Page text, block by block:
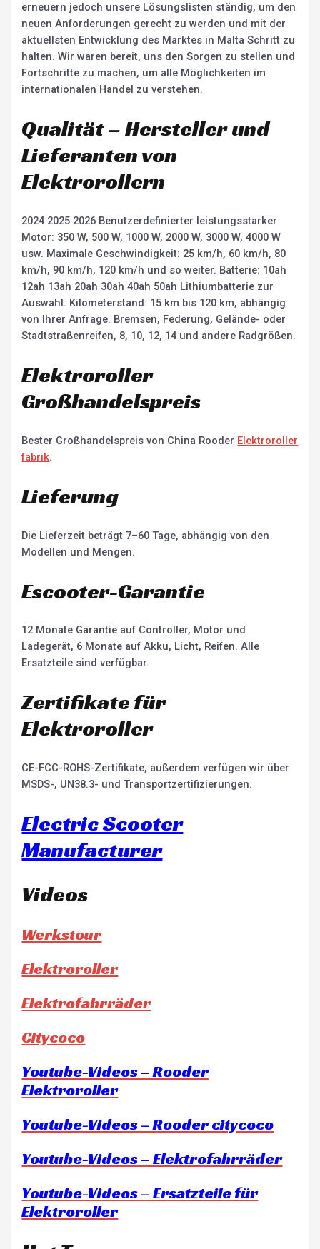
erneuern jedoch unsere Lösungslisten ständig, um den
neuen Anforderungen gerecht zu werden und mit der
aktuellsten Entwicklung des Marktes in Malta Schritt zu
halten. Wir waren bereit, uns den Sorgen zu stellen und
Fortschritte zu machen, um alle Möglichkeiten im
internationalen Handel zu verstehen.
Qualität – Hersteller und
Lieferanten von
Elektrorollern
2024 2025 2026 Benutzerdefinierter leistungsstarker
Motor: 350 W, 500 W, 1000 W, 2000 W, 3000 W, 4000 W
usw. Maximale Geschwindigkeit: 25 km/h, 60 km/h, 80
km/h, 90 km/h, 120 km/h und so weiter. Batterie: 10ah
12ah 13ah 20ah 30ah 40ah 50ah Lithiumbatterie zur
Auswahl. Kilometerstand: 15 km bis 120 km, abhängig
von Ihrer Anfrage. Bremsen, Federung, Gelände- oder
Stadtstraßenreifen, 8, 10, 12, 14 und andere Radgrößen.
Elektroroller
Großhandelspreis
Bester Großhandelspreis von China Rooder Elektroroller
fabrik.
Lieferung
Die Lieferzeit beträgt 7–60 Tage, abhängig von den
Modellen und Mengen.
Escooter-Garantie
12 Monate Garantie auf Controller, Motor und
Ladegerät, 6 Monate auf Akku, Licht, Reifen. Alle
Ersatzteile sind verfügbar.
Zertifikate für
Elektroroller
CE-FCC-ROHS-Zertifikate, außerdem verfügen wir über
MSDS-, UN38.3- und Transportzertifizierungen.
Electric Scooter
Manufacturer
Videos
Werkstour
Elektroroller
Elektrofahrräder
Citycoco
Youtube-Videos – Rooder
Elektroroller
Youtube-Videos – Rooder citycoco
Youtube-Videos – Elektrofahrräder
Youtube-Videos – Ersatzteile für
Elektroroller